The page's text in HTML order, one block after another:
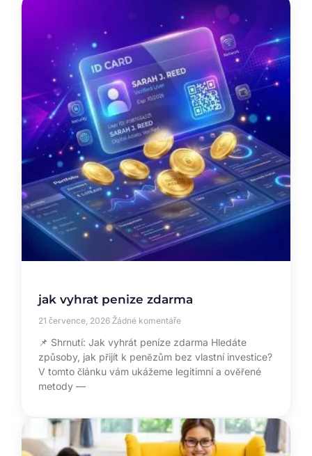
jak vyhrat penize zdarma
21 července, 2026 Žádné komentáře
📌 Shrnutí: Jak vyhrát peníze zdarma Hledáte
způsoby, jak přijít k penězům bez vlastní investice?
V tomto článku vám ukážeme legitimní a ověřené
metody —